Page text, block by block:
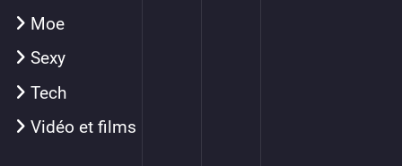
Moe
Sexy
Tech
Vidéo et films